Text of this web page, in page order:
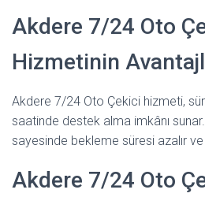
Akdere 7/24 Oto
Hizmetinin
Akdere 7/24 Oto Çekici hizmeti,
saatinde destek alma imkânı
sayesinde bekleme süresi azalır
Akdere 7/24 Oto